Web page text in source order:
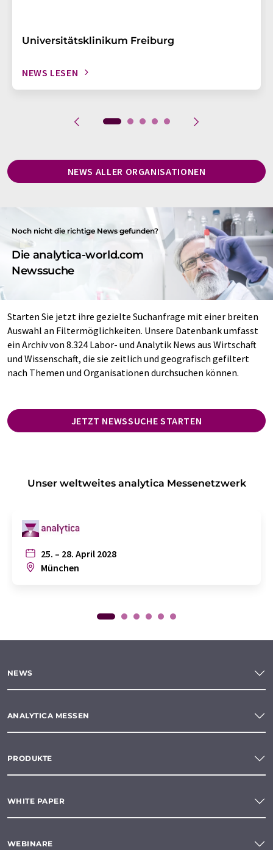
Universitätsklinikum Freiburg
NEWS LESEN
NEWS ALLER ORGANISATIONEN
Noch nicht die richtige News gefunden?
Die analytica-world.com
Newssuche
Starten Sie jetzt ihre gezielte Suchanfrage mit einer breiten
Auswahl an Filtermöglichkeiten. Unsere Datenbank umfasst
ein Archiv von 8.324 Labor- und Analytik News aus Wirtschaft
und Wissenschaft, die sie zeitlich und geografisch gefiltert
nach Themen und Organisationen durchsuchen können.
JETZT NEWSSUCHE STARTEN
Unser weltweites analytica Messenetzwerk
25. – 28. April 2028
München
NEWS
ANALYTICA MESSEN
PRODUKTE
WHITE PAPER
WEBINARE